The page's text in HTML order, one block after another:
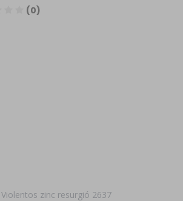
zinc resurgió 2637